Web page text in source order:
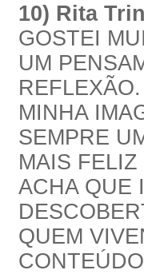
10) Rita
GOSTEI
UM
MINHA
SEMPRE
MAIS
ACHA QUE
QUEM